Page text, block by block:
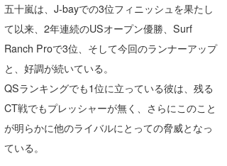
五十嵐は、J-bayでの3位フィニッシュを果たし
て以来、2年連続のUSオープン優勝、Surf
Ranch Proで3位、そして今回のランナーアップ
と、好調が続いている。
QSランキングでも1位に立っている彼は、残る
CT戦でもプレッシャーが無く、さらにこのこと
が明らかに他のライバルにとっての脅威となっ
ている。